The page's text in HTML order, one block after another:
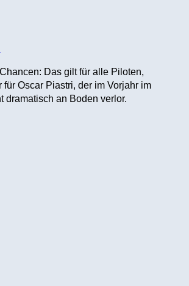
Das gilt für alle Piloten,
für Oscar Piastri, der im Vorjahr im
dramatisch an Boden verlor.